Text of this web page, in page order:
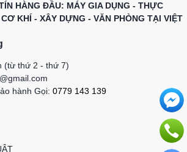
HÀNG ĐẦU: MÁY GIA DỤNG - THỰC
KHÍ - XÂY DỰNG - VĂN PHÒNG TẠI VIỆT
(từ thứ 2 - thứ 7)
hành Gọi: 0779 143 139